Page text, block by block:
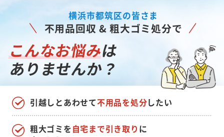
横浜市都筑区の皆さま
不用品回収 & 粗大ゴミ処分で
こんなお悩みは
ありませんか？
引越しとあわせて不用品を処分したい
粗大ゴミを自宅まで引き取り に